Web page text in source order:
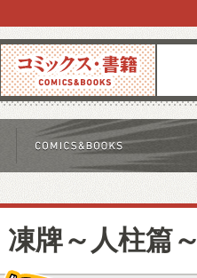
コミックス 雑誌
凍牌～人柱篇～